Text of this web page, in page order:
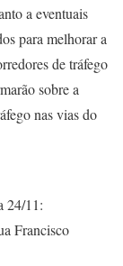
a eventuais
para melhorar a
de tráfego
sobre a
nas vias do
24/11:
Francisco